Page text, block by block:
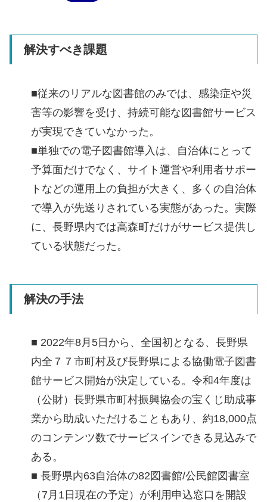
解決すべき課題
■従来のリアルな図書館のみでは、感染症や災
害等の影響を受け、持続可能な図書館サービス
が実現できていなかった。
■単独での電子図書館導入は、自治体にとって
予算面だけでなく、サイト運営や利用者サポー
トなどの運用上の負担が大きく、多くの自治体
で導入が先送りされている実態があった。実際
に、長野県内では高森町だけがサービス提供し
ている状態だった。
解決の手法
■ 2022年8月5日から、全国初となる、長野県
内全７７市町村及び長野県による協働電子図書
館サービス開始が決定している。令和4年度は
（公財）長野県市町村振興協会の宝くじ助成事
業から助成いただけることもあり、約18,000点
のコンテンツ数でサービスインできる見込みで
ある。
■ 長野県内63自治体の82図書館/公民館図書室
（7月1日現在の予定）が利用申込窓口を開設